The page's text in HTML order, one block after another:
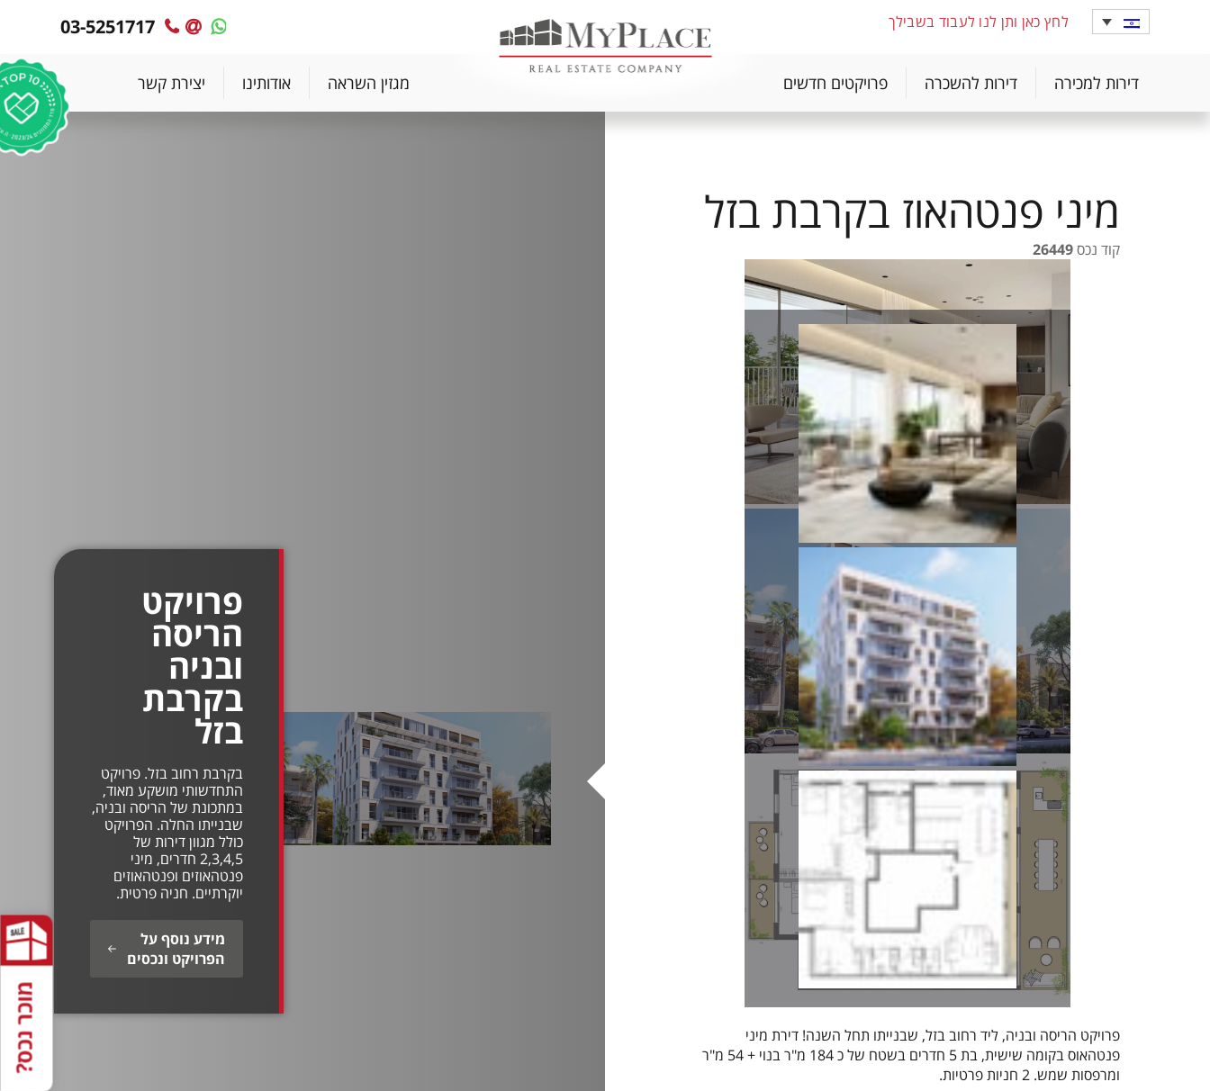
לחץ כאן ותן לנו לעבוד בשבילך
MyPlace
MyPlace
עימנו
קשר
03-5251717
דירות למכירה דירות להשכרה פרויקטים חדשים מגזין השראה אודותינו יצירת קשר
מיני פנטהאוז בקרבת בזל
קוד נכס26449
פרויקט הריסה ובניה, ליד רחוב בזל, שבנייתו תחל השנה! דירת מיני
פנטהאוס בקומה שישית, בת 5 חדרים בשטח של כ 184 מ"ר בנוי + 54 מ"ר
ומרפסות שמש. 2 חניות פרטיות.
פרויקט
הריסה
ובניה
בקרבת
בזל
בקרבת רחוב בזל. פרויקט
התחדשותי מושקע מאוד,
במתכונת של הריסה ובניה,
שבנייתו החלה. הפרויקט
כולל מגוון דירות של
2,3,4,5 חדרים, מיני
פנטהאוזים ופנטהאוזים
יוקרתיים. חניה פרטית.
מידע נוסף על
הפרויקט ונכסים
מוכר נכס?